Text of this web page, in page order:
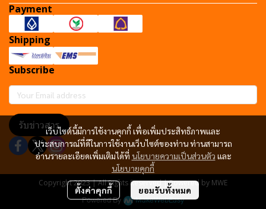
เว็บไซต์นี้มีการใช้งานคุกกี้ เพื่อเพิ่มประสิทธิภาพและ
ประสบการณ์ที่ดีในการใช้งานเว็บไซต์ของท่าน ท่านสามารถ
อ่านรายละเอียดเพิ่มเติมได้ที่ นโยบายความเป็นส่วนตัว และ
นโยบายคุกกี้
ตั้งค่าคุกกี้ ยอมรับทั้งหมด
Payment
Shipping
Subscribe
รับข่าวสาร
Copyright 2023 | All Rights Reserved | Powered by MWE
Powered By MakeWebEasy